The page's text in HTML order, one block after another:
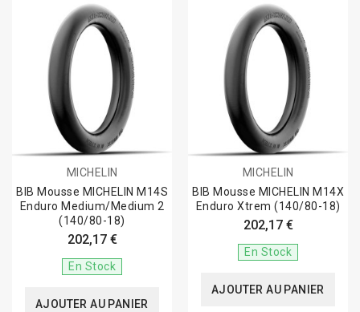
MICHELIN
BIB Mousse MICHELIN M14S
Enduro Medium/Medium 2
(140/80-18)
202,17 €
En Stock
AJOUTER AU PANIER
MICHELIN
BIB Mousse MICHELIN M14X
Enduro Xtrem (140/80-18)
202,17 €
En Stock
AJOUTER AU PANIER